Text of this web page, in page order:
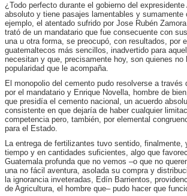
¿Todo perfecto durante el gobierno del
absoluto y tiene pasajes lamentables y sumamente
ejemplo, el atentado sufrido por Jose Rubén
trató de un mandatario que fue consecuente con
una u otra forma, se preocupó, con resultados, por
guatemaltecos más sencillos, inadvertido para
necesitan y que, precisamente hoy, son quienes no
popularidad que le acompaña.
El monopolio del cemento pudo resolverse a través
por el mandatario y Enrique Novella, hombre de
que presidía el cemento nacional, un acuerdo
consistente en que dejaría de haber cualquier
competencia pero, también, por elemental
para el Estado.
La entrega de fertilizantes tuvo sentido, finalmente,
tiempo y en cantidades suficientes, algo que
Guatemala profunda que no vemos –o que no
una no fácil aventura, asolada su compra y
la ignorancia inveteradas, Edín Barrientos,
de Agricultura, el hombre que– pudo hacer que